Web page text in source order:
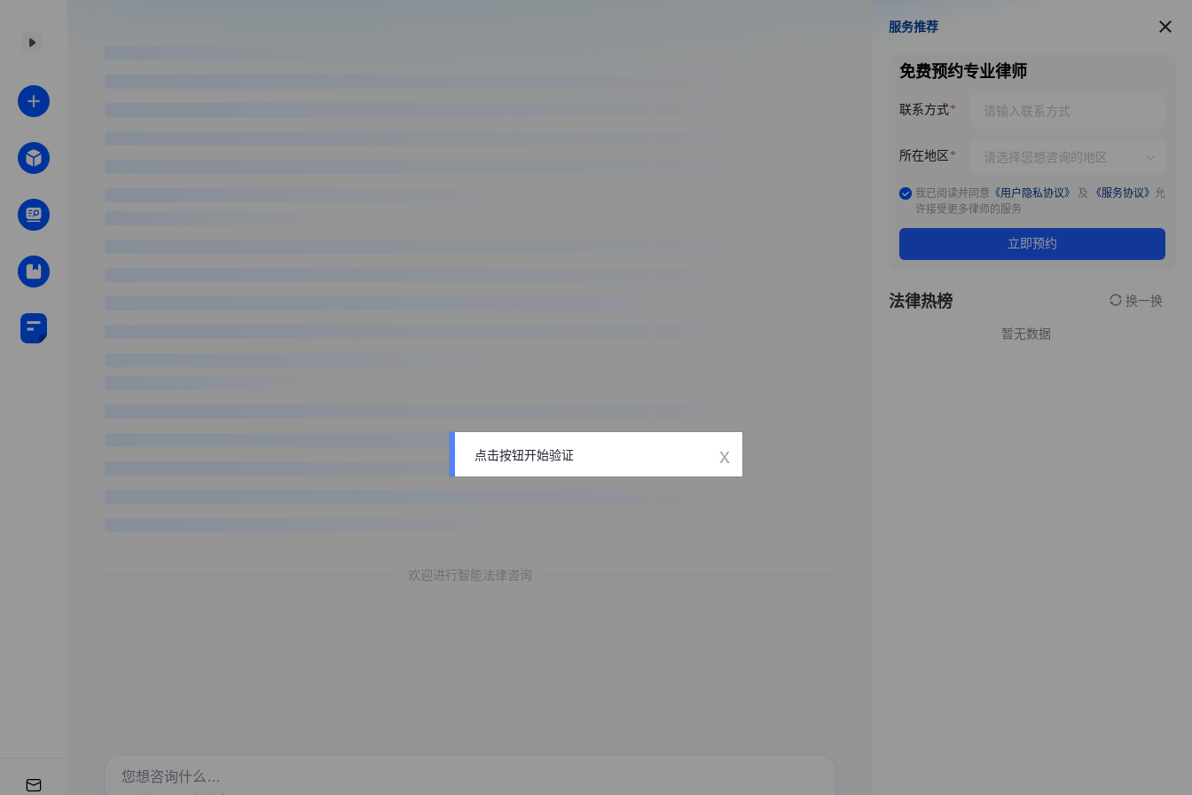
欢迎进行智能法律咨询
服务推荐
服务推荐
免费预约专业律师
联系方式
所在地区
我已阅读并同意 《用户隐私协议》 及 《服务协议》 允
许接受更多律师的服务
立即预约
法律热榜 换一换
暂无数据
点击按钮开始验证 x